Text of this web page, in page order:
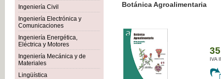
Ingeniería Civil
Ingeniería Electrónica y
Comunicaciones
Ingeniería Energética,
Eléctrica y Motores
Ingeniería Mecánica y de
Materiales
Lingüística
Botánica Agroalimentaria
IVA